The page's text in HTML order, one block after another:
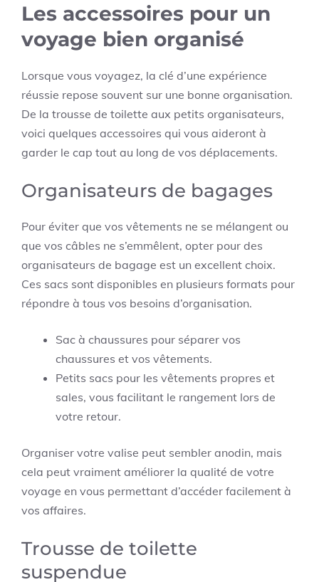
Les accessoires pour un
voyage bien organisé
Lorsque vous voyagez, la clé d’une expérience
réussie repose souvent sur une bonne organisation.
De la trousse de toilette aux petits organisateurs,
voici quelques accessoires qui vous aideront à
garder le cap tout au long de vos déplacements.
Organisateurs de bagages
Pour éviter que vos vêtements ne se mélangent ou
que vos câbles ne s’emmêlent, opter pour des
organisateurs de bagage est un excellent choix.
Ces sacs sont disponibles en plusieurs formats pour
répondre à tous vos besoins d’organisation.
Sac à chaussures pour séparer vos
chaussures et vos vêtements.
Petits sacs pour les vêtements propres et
sales, vous facilitant le rangement lors de
votre retour.
Organiser votre valise peut sembler anodin, mais
cela peut vraiment améliorer la qualité de votre
voyage en vous permettant d’accéder facilement à
vos affaires.
Trousse de toilette
suspendue